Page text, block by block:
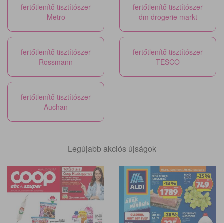
fertőtlenítő tisztítószer
Metro
fertőtlenítő tisztítószer
dm drogerie markt
fertőtlenítő tisztítószer
Rossmann
fertőtlenítő tisztítószer
TESCO
fertőtlenítő tisztítószer
Auchan
Legújabb akciós újságok